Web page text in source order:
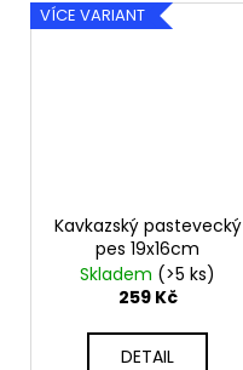
VÍCE VARIANT
Kavkazský pastevecký
pes 19x16cm
Skladem (>5 ks)
259 Kč
DETAIL